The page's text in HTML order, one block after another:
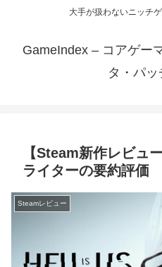
大手が扱わないニッチ
GameIndex – コアゲー
タ・パッ
【Steam新作レビュ
ライターの要約評価
Steamレビュー